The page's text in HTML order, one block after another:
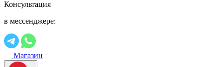
Консультация
в мессенджере:
Магазин